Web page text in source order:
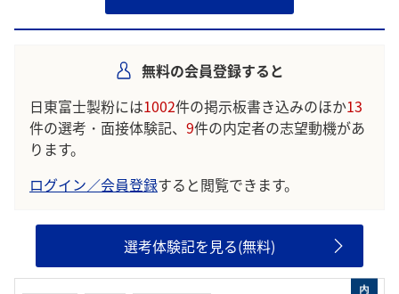
無料の会員登録すると
日東富士製粉には1002件の掲示板書き込みのほか13
件の選考・面接体験記、 9件の内定者の志望動機があ
ります。
ログイン／会員登録すると閲覧できます。
選考体験記を見る(無料)